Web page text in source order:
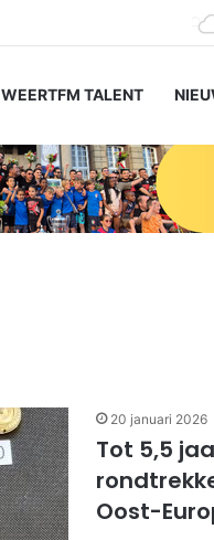
WEERTFM TALENT
20 januari 2026
Tot 5,5
Oost-